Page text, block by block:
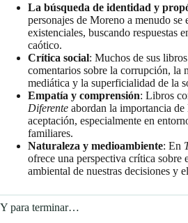
La búsqueda de identidad y
personajes de Moreno a menudo se
existenciales, buscando respuestas
caótico.
Crítica social: Muchos de sus
comentarios sobre la corrupción, la
mediática y la superficialidad de la
Empatía y comprensión: Libros
Diferente abordan la importancia de
aceptación, especialmente en
familiares.
Naturaleza y medioambiente: En
ofrece una perspectiva crítica sobre
ambiental de nuestras decisiones y
Y para terminar…